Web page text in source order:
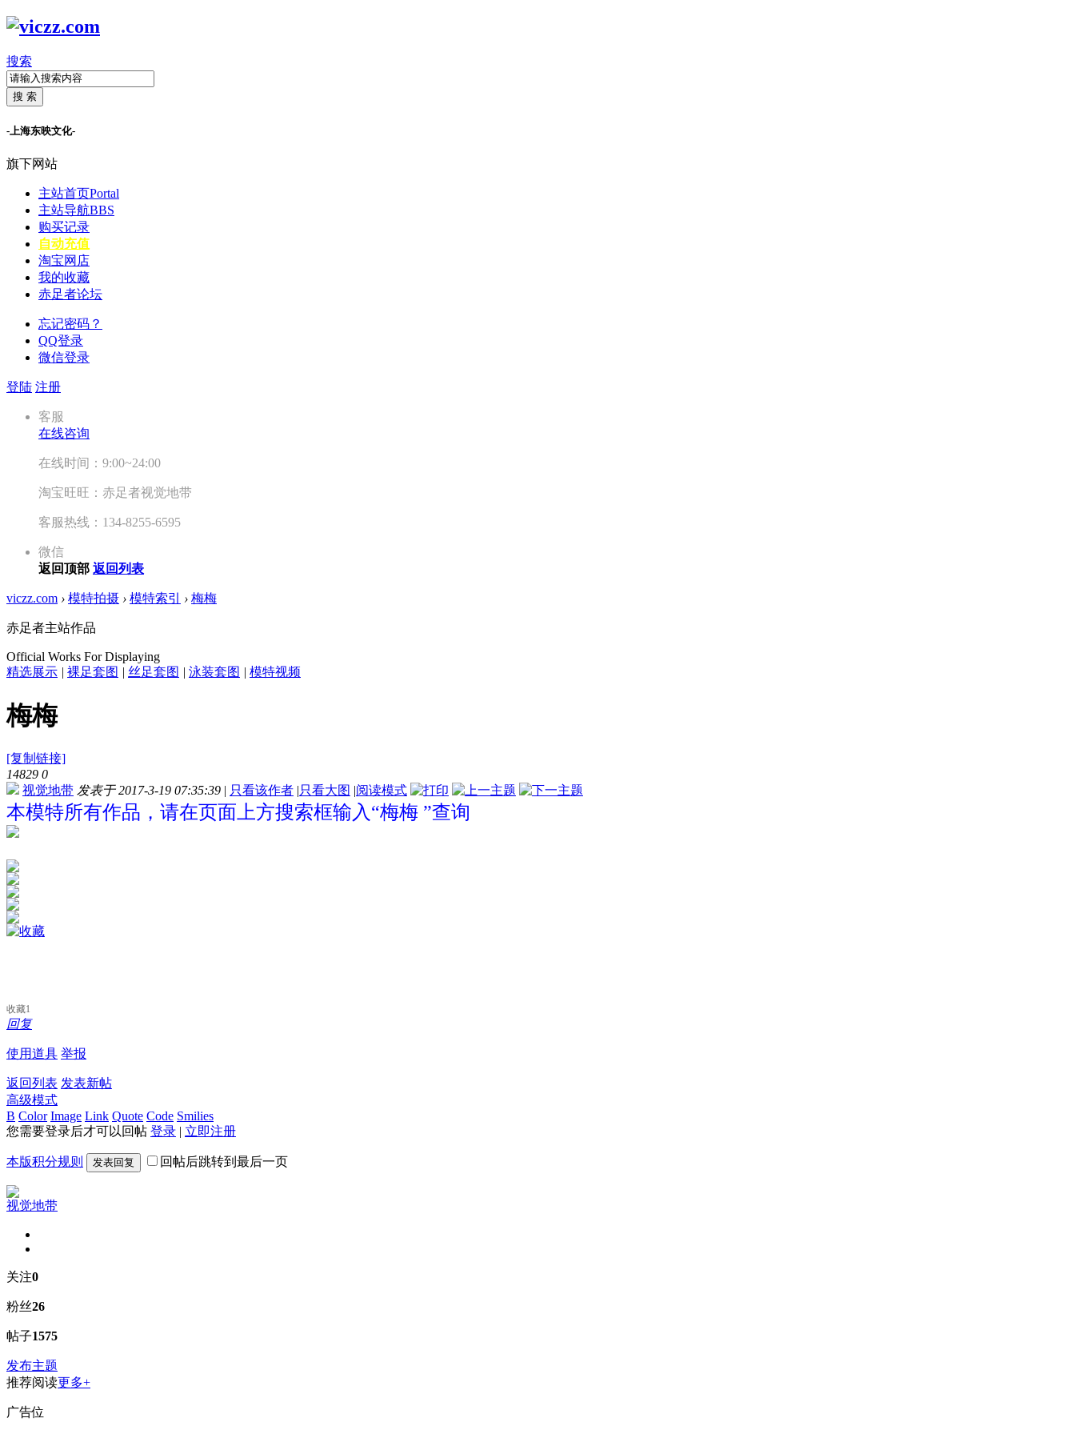
搜索
搜 索
-上海东映文化-
旗下网站
主站首页Portal
主站导航BBS
购买记录
自动充值
淘宝网店
我的收藏
赤足者论坛
忘记密码？
QQ登录
微信登录
登陆 注册
客服
在线咨询
在线时间：9:00~24:00
淘宝旺旺：赤足者视觉地带
客服热线：134-8255-6595
微信
返回顶部 返回列表
viczz.com › 模特拍摄 › 模特索引 › 梅梅
赤足者主站作品
Official Works For Displaying
精选展示 | 裸足套图 | 丝足套图 | 泳装套图 | 模特视频
梅梅
[复制链接]
14829 0
视觉地带 发表于 2017-3-19 07:35:39 | 只看该作者 |只看大图 |阅读模式
本模特所有作品，请在页面上方搜索框输入“梅梅 ”查询
收藏1
回复
使用道具 举报
返回列表 发表新帖
高级模式
B Color Image Link Quote Code Smilies
您需要登录后才可以回帖 登录 | 立即注册
本版积分规则 发表回复 回帖后跳转到最后一页
视觉地带
关注0
粉丝26
帖子1575
发布主题
推荐阅读更多+
广告位